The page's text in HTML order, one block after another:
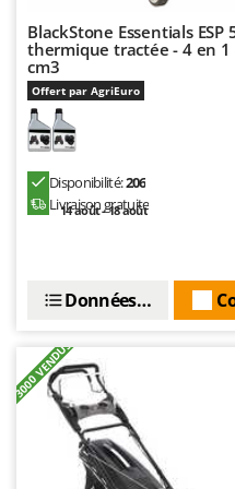
Shark
Silky
Simatech
Sirman
Skil
Smartwood
Solidur
Spiralmac
Spring Protezione
Spyro
Stanley
BlackStone Essentials
thermique tractée - 4 en
cm3
Offert par AgriEuro
Disponibilité:206
Livraison gratuite
14 août - 18 août
Données techniques
+3000 VENDUS